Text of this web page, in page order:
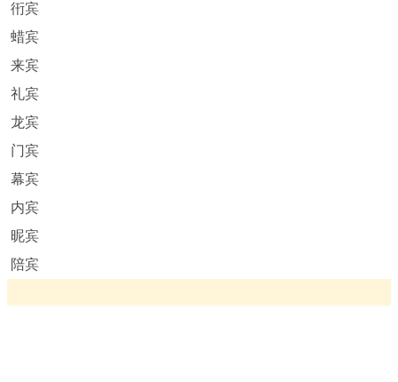
衎宾
蜡宾
来宾
礼宾
龙宾
门宾
幕宾
内宾
昵宾
陪宾